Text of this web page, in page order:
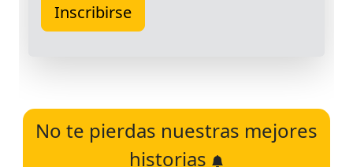
No te pierdas nuestras mejores
historias